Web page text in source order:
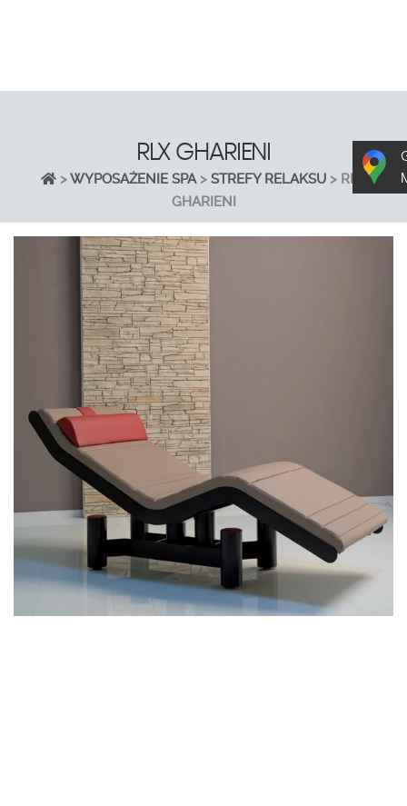
RLX GHARIENI
>WYPOSAŻENIE SPA> STREFY RELAKSU> RLX
GHARIENI